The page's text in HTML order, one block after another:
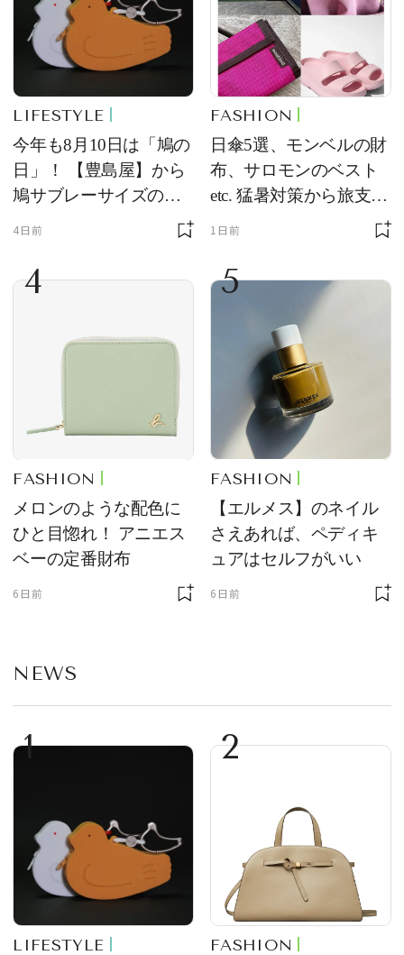
LIFESTYLE
今年も8月10日は「鳩の
日」！ 【豊島屋】から
鳩サブレーサイズのポ
ーチ「はとっこ」を限
4日前
FASHION
日傘5選、モンベルの財
布、サロモンのベスト
etc. 猛暑対策から旅支度
まで！ ｜今週の人気記
1日前
4
FASHION
メロンのような配色に
ひと目惚れ！ アニエス
ベーの定番財布
6日前
5
FASHION
【エルメス】のネイル
さえあれば、ペディキ
ュアはセルフがいい
6日前
NEWS
1
LIFESTYLE
2
FASHION